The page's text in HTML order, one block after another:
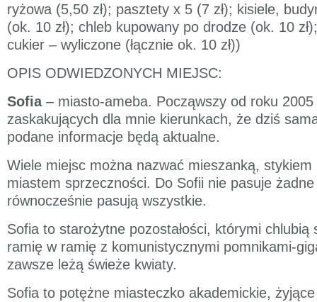
ryżowa (5,50 zł); pasztety x 5 (7 zł); kisiele,
(ok. 10 zł); chleb kupowany po drodze (ok. 10
cukier – wyliczone (łącznie ok. 10 zł))
OPIS ODWIEDZONYCH MIEJSC:
Sofia– miasto-ameba. Począwszy od roku 2005
zaskakujących dla mnie kierunkach, że dziś
podane informacje będą aktualne.
Wiele miejsc można nazwać mieszanką, stykiem
miastem sprzeczności. Do Sofii nie pasuje
równocześnie pasują wszystkie.
Sofia to starożytne pozostałości, którymi chlubią
ramię w ramię z komunistycznymi pomnikami-
zawsze leżą świeże kwiaty.
Sofia to potężne miasteczko akademickie,